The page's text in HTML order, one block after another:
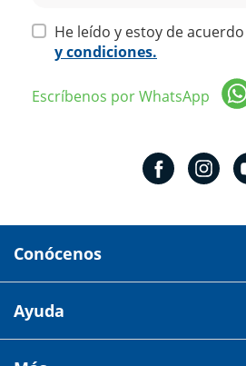
He leído y estoy de
y condiciones.
Escríbenos por WhatsApp
Conócenos
Av 18 de marzo # 309. Colonia
Ayuda